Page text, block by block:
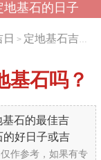
基石的日子
> 定地基石吉日（20260611）
基石吗？
石的最佳吉
的好日子或吉
作参考，如果有专